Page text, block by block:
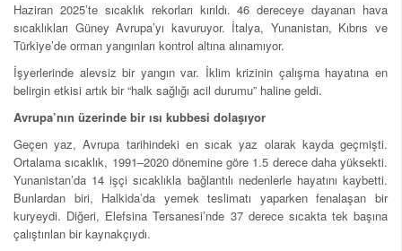
Haziran 2025’te sıcaklık rekorları kırıldı. 46 dereceye dayanan hava
sıcaklıkları Güney Avrupa’yı kavuruyor. İtalya, Yunanistan, Kıbrıs ve
Türkiye’de orman yangınları kontrol altına alınamıyor.
İşyerlerinde alevsiz bir yangın var. İklim krizinin çalışma hayatına en
belirgin etkisi artık bir “halk sağlığı acil durumu” haline geldi.
Avrupa’nın üzerinde bir ısı kubbesi dolaşıyor
Geçen yaz, Avrupa tarihindeki en sıcak yaz olarak kayda geçmişti.
Ortalama sıcaklık, 1991–2020 dönemine göre 1.5 derece daha yüksekti.
Yunanistan’da 14 işçi sıcaklıkla bağlantılı nedenlerle hayatını kaybetti.
Bunlardan biri, Halkida’da yemek teslimatı yaparken fenalaşan bir
kuryeydi. Diğeri, Elefsina Tersanesi’nde 37 derece sıcakta tek başına
çalıştırılan bir kaynakçıydı.